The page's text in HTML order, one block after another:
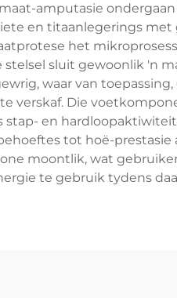
amputasie
en titaanlegerings
het
sluit gewoonlik 'n
waar van
verskaf. Die
en
tot hoë-
moontlik, wat
te gebruik tydens